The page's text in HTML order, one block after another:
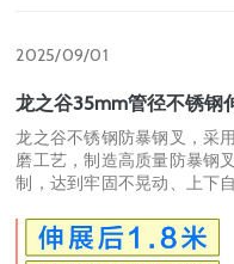
2025/09/01
龙之谷35mm管径不锈钢
龙之谷不锈钢防暴钢叉，采
磨工艺，制造高质量防暴钢
制，达到牢固不晃动、上下